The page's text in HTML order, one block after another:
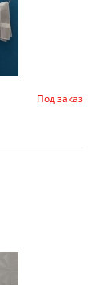
Под заказ